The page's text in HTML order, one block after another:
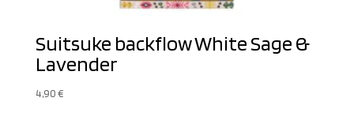
Suitsuke backflow White Sage &
Lavender
4,90€